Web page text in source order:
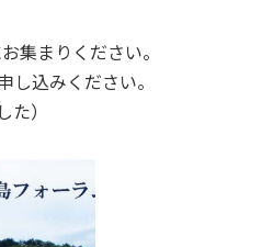
集まりください。
し込みください。
た）